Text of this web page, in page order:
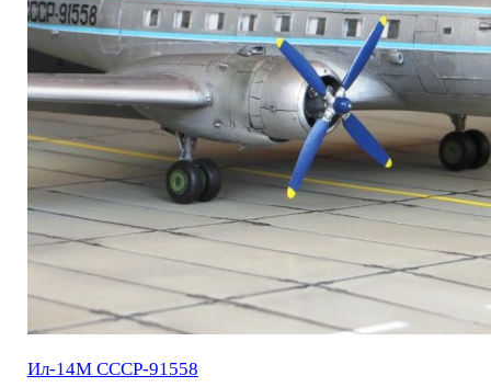
Ил-14М СССР-91558